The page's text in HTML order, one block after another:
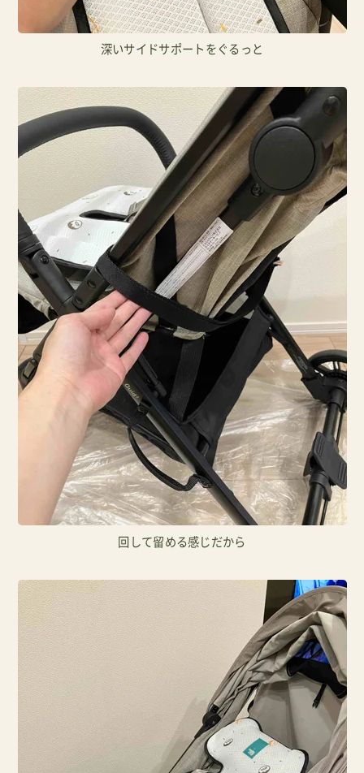
深いサイドサポートをぐるっと
回して留める感じだから